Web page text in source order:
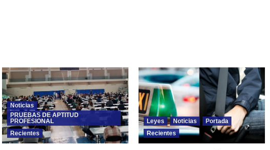
Noticias
PRUEBAS DE APTITUD
PROFESIONAL
Recientes
Leyes Noticias
Portada
Recientes